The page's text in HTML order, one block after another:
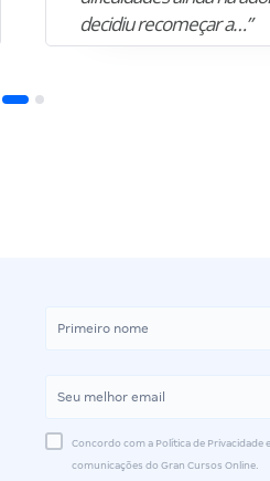
decidiu recomeçar a…”
Concordo com a Política de Privacidade
comunicações do Gran Cursos Online.